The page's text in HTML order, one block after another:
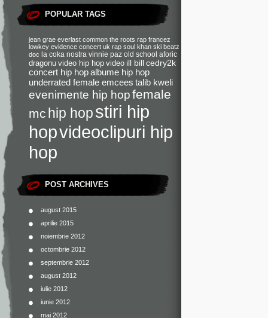
POPULAR TAGS
jean grae everlast common the roots rap francez
lowkey evidence concert uk rap soul khan ski beatz
doc la coka nostra vinnie paz old school aforic
dragonu video hip hop video ill bill cedry2k
concert hip hopalbume hip hop
underrated female emcees talib kweli
evenimente hip hopfemale
mc hip hopstiri hip
hopvideoclipuri hip
hop
POST ARCHIVES
august 2015
aprilie 2015
noiembrie 2012
octombrie 2012
septembrie 2012
august 2012
iulie 2012
iunie 2012
mai 2012